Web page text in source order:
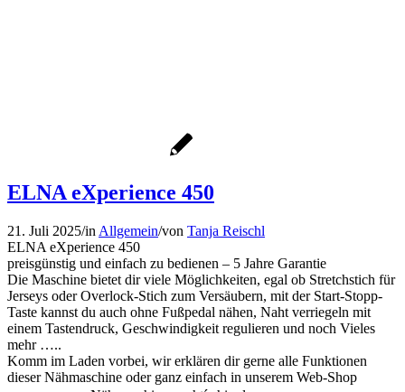
ELNA eXperience 450
21. Juli 2025/in Allgemein/von Tanja Reischl
ELNA eXperience 450
preisgünstig und einfach zu bedienen – 5 Jahre Garantie
Die Maschine bietet dir viele Möglichkeiten, egal ob Stretchstich für
Jerseys oder Overlock-Stich zum Versäubern, mit der Start-Stopp-
Taste kannst du auch ohne Fußpedal nähen, Naht verriegeln mit
einem Tastendruck, Geschwindigkeit regulieren und noch Vieles
mehr …..
Komm im Laden vorbei, wir erklären dir gerne alle Funktionen
dieser Nähmaschine oder ganz einfach in unserem Web-Shop